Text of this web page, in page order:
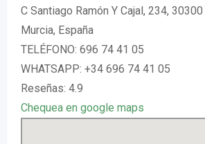
C Santiago Ramón Y Cajal, 234, 30300
Murcia, España
TELÉFONO: 696 74 41 05
WHATSAPP: +34 696 74 41 05
Reseñas: 4.9
Chequea en google maps